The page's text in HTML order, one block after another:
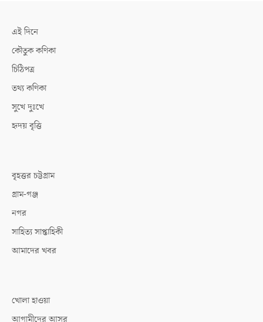
এই দিনে
কৌতুক কণিকা
চিঠিপত্র
তথ্য কণিকা
সুখে দুঃখে
হৃদয় বৃত্তি
বৃহত্তর চট্টগ্রাম
গ্রাম-গঞ্জ
নগর
সাহিত্য সাপ্তাহিকী
আমাদের খবর
খোলা হাওয়া
আগামীদের আসর